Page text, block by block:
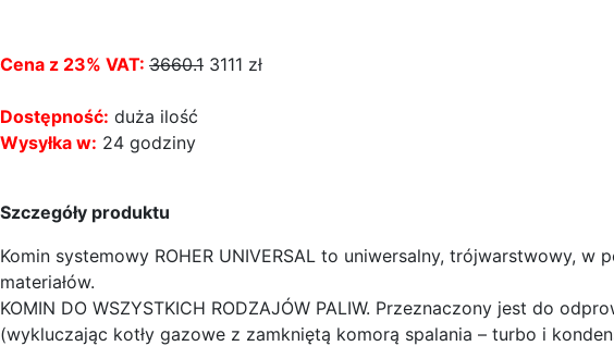
Cena z 23% VAT: 3660.1 3111 zł
Dostępność: duża ilość
Wysyłka w: 24 godziny
Szczegóły produktu
Komin systemowy ROHER UNIVERSAL to uniwersalny, trójwarstwowy,
materiałów.
KOMIN DO WSZYSTKICH RODZAJÓW PALIW. Przeznaczony jest do
(wykluczając kotły gazowe z zamkniętą komorą spalania – turbo i